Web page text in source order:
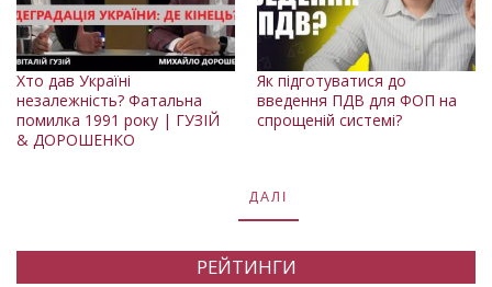
Хто дав Україні
незалежність? Фатальна
помилка 1991 року | ГУЗІЙ
& ДОРОШЕНКО
Як підготуватися до
введення ПДВ для ФОП на
спрощеній системі?
ДАЛІ
РЕЙТИНГИ